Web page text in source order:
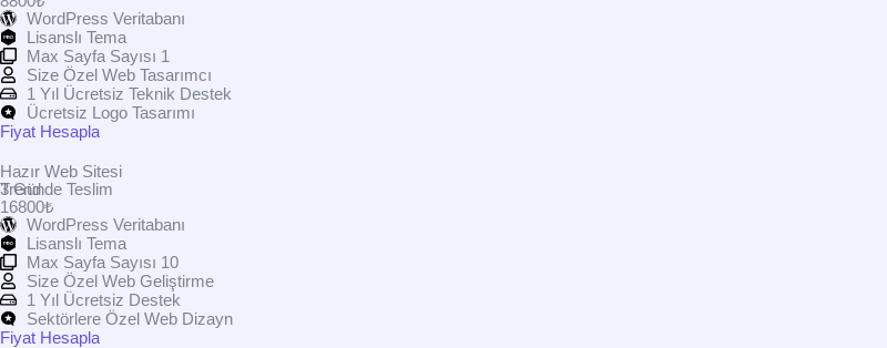
WordPress Veritabanı
Lisanslı Tema
Max Sayfa Sayısı 1
Size Özel Web Tasarımcı
1 Yıl Ücretsiz Teknik Destek
Ücretsiz Logo Tasarımı
Fiyat Hesapla
Hazır Web Sitesi
Trend
3 Günde Teslim
16800₺
WordPress Veritabanı
Lisanslı Tema
Max Sayfa Sayısı 10
Size Özel Web Geliştirme
1 Yıl Ücretsiz Destek
Sektörlere Özel Web Dizayn
Fiyat Hesapla